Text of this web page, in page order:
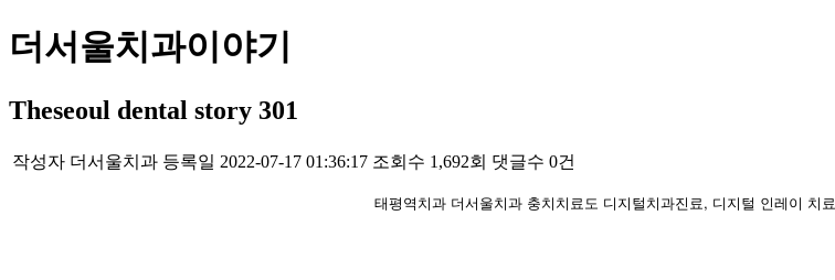
더서울치과이야기
Theseoul dental story 301
작성자 더서울치과 등록일 2022-07-17 01:36:17 조회수 1,692회 댓글수 0건
태평역치과 더서울치과 충치치료도 디지털치과진료, 디지털 인레이 치료